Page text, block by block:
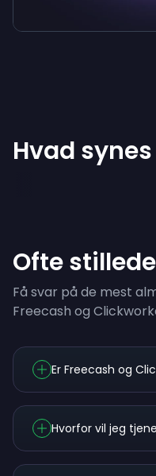
Hvad
Ofte
Få svar på de mest
Freecash og
Er Freecash og
Hvorfor vil jeg